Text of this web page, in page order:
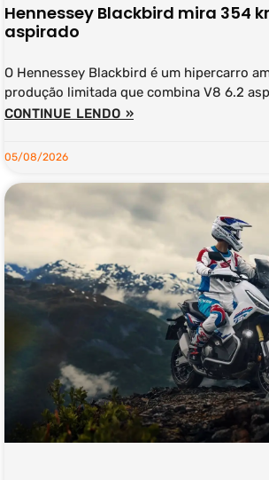
Hennessey Blackbird mira 354
aspirado
O Hennessey Blackbird é um hipercarro
produção limitada que combina V8 6.2
CONTINUE LENDO »
05/08/2026